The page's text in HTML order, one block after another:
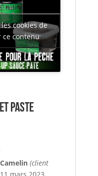
cookies de
ce contenu
Paste
(client